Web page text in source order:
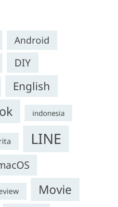
Android
DIY
English
indonesia
LINE
Movie